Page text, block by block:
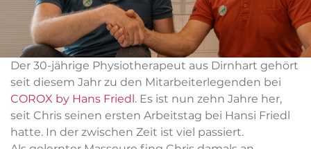
Der 30-jährige Physiotherapeut aus Dirnhart gehört
seit diesem Jahr zu den Mitarbeiterlegenden bei
COROX by Hans Friedl. Es ist nun zehn Jahre her,
seit Chris seinen ersten Arbeitstag bei Hansi Friedl
hatte. In der zwischen Zeit ist viel passiert.